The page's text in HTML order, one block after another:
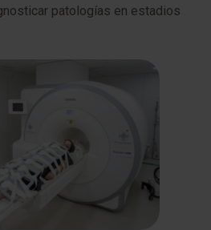
patologías en estadios